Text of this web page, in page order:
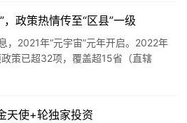
政策热情传至“区县”一级
，2021年“元宇宙”元年开启。2022年
策已超32项，覆盖超15省（直辖
观察，2021年元宇宙…
天使+轮独家投资